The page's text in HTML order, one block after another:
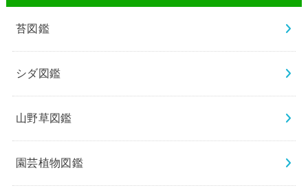
苔図鑑
シダ図鑑
山野草図鑑
園芸植物図鑑